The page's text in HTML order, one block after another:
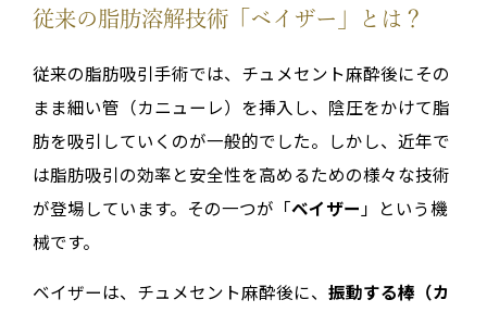
従来の脂肪溶解技術「ベイザー」とは？
従来の脂肪吸引手術では、チュメセント麻酔後にその
まま細い管（カニューレ）を挿入し、陰圧をかけて脂
肪を吸引していくのが一般的でした。しかし、近年で
は脂肪吸引の効率と安全性を高めるための様々な技術
が登場しています。その一つが「ベイザー 」という機
械です。
ベイザーは、チュメセント麻酔後に、 振動する棒（カ